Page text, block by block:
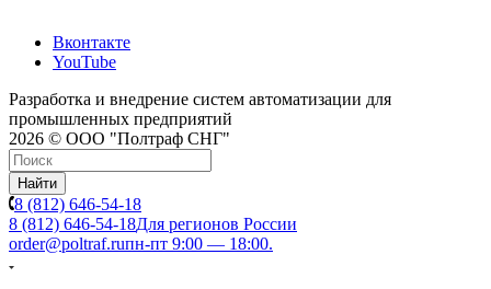
Вконтакте
YouTube
Разработка и внедрение систем автоматизации для
промышленных предприятий
2026 © ООО "Полтраф СНГ"
Найти
8 (812) 646-54-18
8 (812) 646-54-18Для регионов России
order@poltraf.ruпн-пт 9:00 — 18:00.